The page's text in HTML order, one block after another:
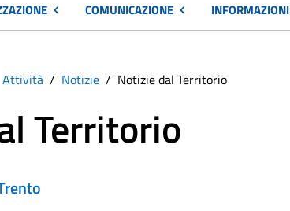
COMUNICAZIONE INFORMAZIONI
Attività Notizie Notizie dal Territorio
Territorio